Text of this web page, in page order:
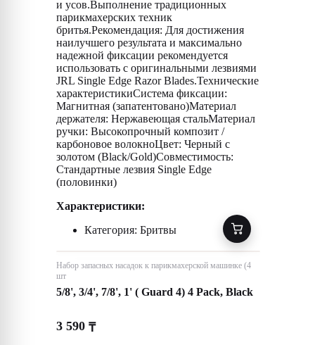
и усов.Выполнение традиционных
парикмахерских техник
бритья.Рекомендация: Для достижения
наилучшего результата и максимально
надежной фиксации рекомендуется
использовать с оригинальными лезвиями
JRL Single Edge Razor Blades.Технические
характеристикиСистема фиксации:
Магнитная (запатентовано)Материал
держателя: Нержавеющая стальМатериал
ручки: Высокопрочный композит /
карбоновое волокноЦвет: Черный c
золотом (Black/Gold)Совместимость:
Стандартные лезвия Single Edge
(половинки)
Характеристики:
Категория: Бритвы
Набор запасных насадок к парикмахерской машинке (4
шт
5/8', 3/4', 7/8', 1' ( Guard 4) 4 Pack, Black
3 590 ₸